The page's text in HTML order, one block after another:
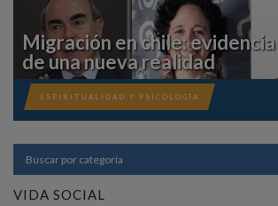
Migración en chile:
de una nueva realidad
ESPIRITUALIDAD Y PSICOLOGÍA
VIDA SOCIAL